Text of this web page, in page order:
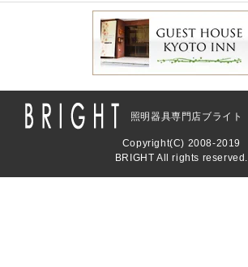
照明器具専門店ブライト
Copyright(C) 2008-2019
BRIGHT All rights reserved.